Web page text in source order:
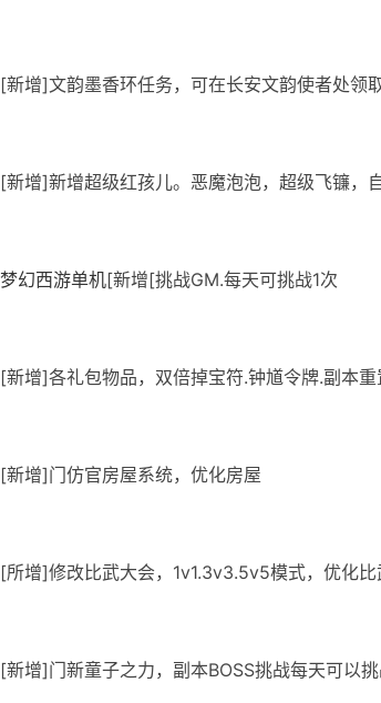
[新增]文韵墨香环任务，可在长安文韵使者处领
[新增]新增超级红孩儿。恶魔泡泡，超级飞镰，
梦幻西游单机[新增[挑战GM.每天可挑战1次
[新增]各礼包物品，双倍掉宝符.钟馗令牌.副本重
[新增]门仿官房屋系统，优化房屋
[所增]修改比武大会，1v1.3v3.5v5模式，优化比
[新增]门新童子之力，副本BOSS挑战每天可以挑